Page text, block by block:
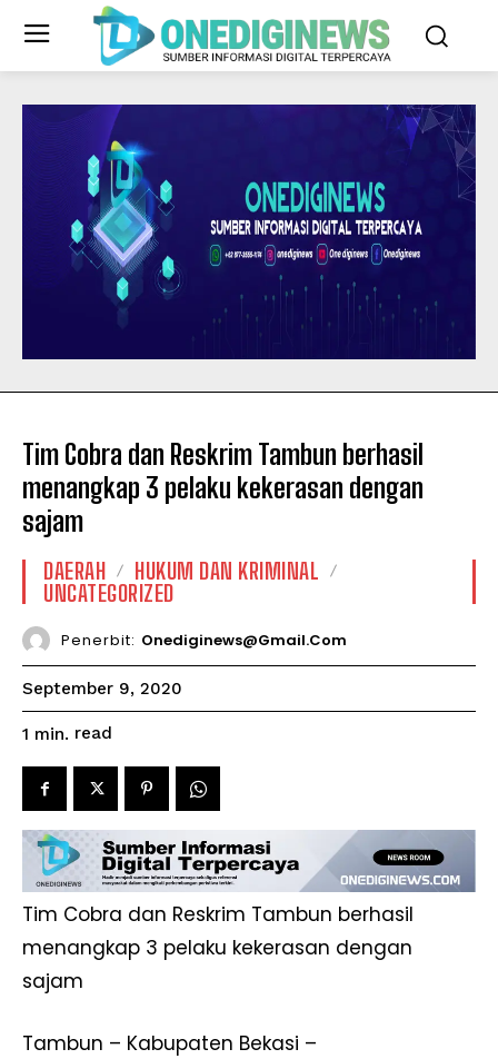
Tim Cobra dan Reskrim Tambun berhasil
menangkap 3 pelaku kekerasan dengan
sajam
DAERAH
HUKUM DAN KRIMINAL
UNCATEGORIZED
Penerbit: Onediginews@gmail.com
September 9, 2020
1 min. read
Tim Cobra dan Reskrim Tambun berhasil
menangkap 3 pelaku kekerasan dengan
sajam
Tambun – Kabupaten Bekasi –